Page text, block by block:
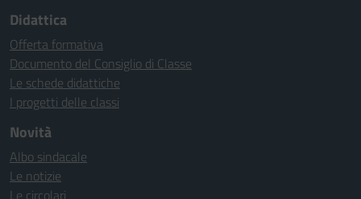
Didattica
Offerta formativa
Documento del Consiglio di Classe
Le schede didattiche
I progetti delle classi
Novità
Albo sindacale
Le notizie
Le circolari